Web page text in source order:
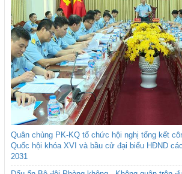
Quân chủng PK-KQ tổ chức hội nghị tổng kết
Quốc hội khóa XVI và bầu cử đại biểu HĐND
2031